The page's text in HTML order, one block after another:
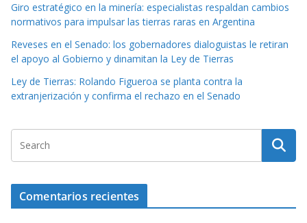
Giro estratégico en la minería: especialistas respaldan cambios
normativos para impulsar las tierras raras en Argentina
Reveses en el Senado: los gobernadores dialoguistas le retiran
el apoyo al Gobierno y dinamitan la Ley de Tierras
Ley de Tierras: Rolando Figueroa se planta contra la
extranjerización y confirma el rechazo en el Senado
Comentarios recientes